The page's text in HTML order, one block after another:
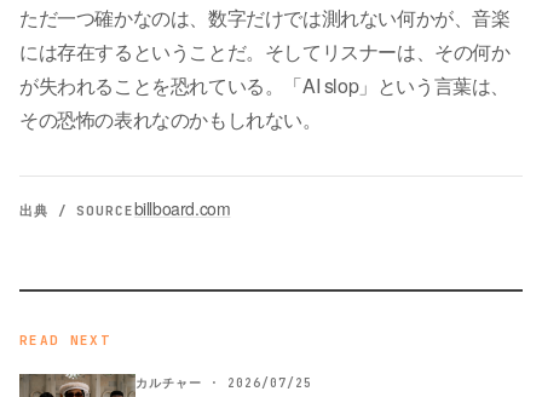
ただ一つ確かなのは、数字だけでは測れない何かが、音楽
には存在するということだ。そしてリスナーは、その何か
が失われることを恐れている。「AI slop」という言葉は、
その恐怖の表れなのかもしれない。
出典 / SOURCEbillboard.com
READ NEXT
カルチャー · 2026/07/25